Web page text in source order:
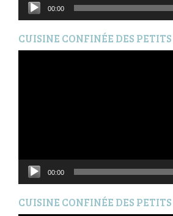
00:00
CUISINE CONFINÉE DES
00:00
CUISINE CONFINÉE DES PETITS